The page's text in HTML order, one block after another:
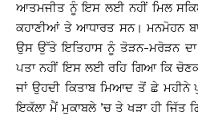
ਆਤਮਜੀਤ ਨੂੰ ਇਸ ਲਈ ਨਹੀਂ ਮਿਲ
ਕਹਾਣੀਆਂ ਤੇ ਆਧਾਰਤ ਸਨ। ਮਨਮੋਹਨ
ਉਸ ਉੱਤੇ ਇਤਿਹਾਸ ਨੂੰ ਤੋੜਨ-ਮਰੋੜਨ
ਪਤਾ ਨਹੀਂ ਇਸ ਲਈ ਰਹਿ ਗਿਆ ਕਿ
ਜਾਂ ਉਹਦੀ ਕਿਤਾਬ ਮਿਆਦ ਤੋਂ ਛੇ
ਇਕੱਲਾ ਮੈਂ ਮੁਕਾਬਲੇ ’ਚ ਤੇ ਖੜਾ ਹੀ ਜਿੱਤ